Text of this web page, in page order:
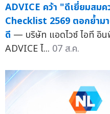
ADVICE คว้า "ดีเยี่ยมสม
Checklist 2569 ตอกย้ำม
ดี — บริษัท แอดไวซ์ ไอที อิ
ADVICE ไ... 07 ส.ค.